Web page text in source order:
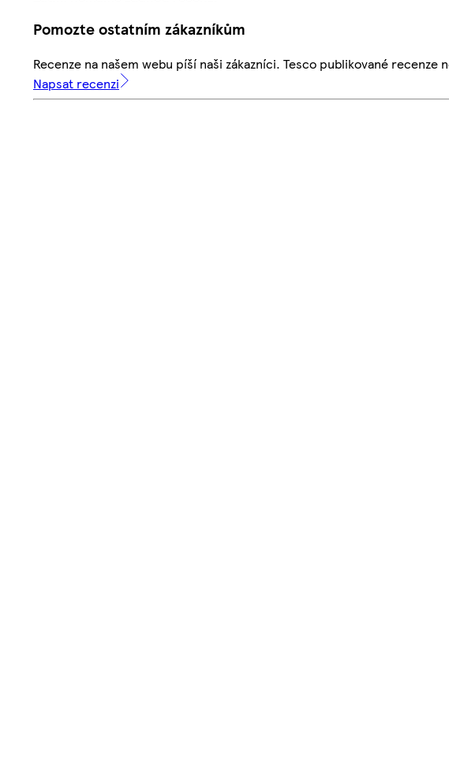
Pomozte ostatním zákazníkům
Recenze na našem webu píší naši zákazníci. Tesco publikované recenze
Napsat recenzi